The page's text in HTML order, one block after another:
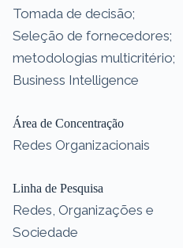
Tomada de decisão;
Seleção de fornecedores;
metodologias multicritério;
Business Intelligence
Área de Concentração
Redes Organizacionais
Linha de Pesquisa
Redes, Organizações e
Sociedade